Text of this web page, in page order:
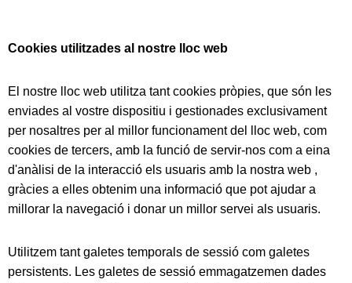
Cookies utilitzades al nostre lloc web
El nostre lloc web utilitza tant cookies pròpies, que són les
enviades al vostre dispositiu i gestionades exclusivament
per nosaltres per al millor funcionament del lloc web, com
cookies de tercers, amb la funció de servir-nos com a eina
d'anàlisi de la interacció els usuaris amb la nostra web ,
gràcies a elles obtenim una informació que pot ajudar a
millorar la navegació i donar un millor servei als usuaris.
Utilitzem tant galetes temporals de sessió com galetes
persistents. Les galetes de sessió emmagatzemen dades